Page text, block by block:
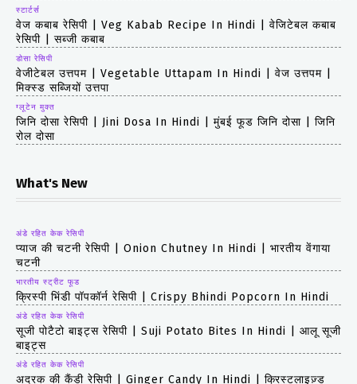
स्टार्टर्स
वेज कबाब रेसिपी | Veg Kabab Recipe In Hindi | वेजिटेबल कबाब
रेसिपी | सब्जी कबाब
डोसा रेसिपी
वेजीटेबल उत्तपम | Vegetable Uttapam In Hindi | वेज उत्तपम |
मिक्स्ड सब्जियों उत्तपा
ग्लूटेन मुक्त
जिनि दोसा रेसिपी | Jini Dosa In Hindi | मुंबई फूड जिनि दोसा | जिनि
रोल दोसा
What's New
अंडे रहित केक रेसिपी
प्याज की चटनी रेसिपी | Onion Chutney In Hindi | भारतीय वेंगाया
चटनी
भारतीय स्ट्रीट फूड
क्रिस्पी भिंडी पॉपकॉर्न रेसिपी | Crispy Bhindi Popcorn In Hindi
अंडे रहित केक रेसिपी
सूजी पोटैटो बाइट्स रेसिपी | Suji Potato Bites In Hindi | आलू सूजी
बाइट्स
अंडे रहित केक रेसिपी
अदरक की कैंडी रेसिपी | Ginger Candy In Hindi | क्रिस्टलाइज़्ड